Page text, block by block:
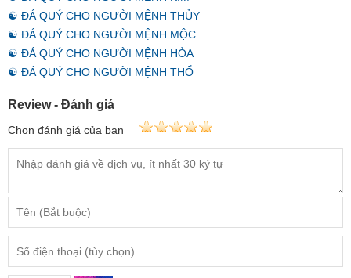
☯ ĐÁ QUÝ CHO NGƯỜI MỆNH THỦY
☯ ĐÁ QUÝ CHO NGƯỜI MỆNH MỘC
☯ ĐÁ QUÝ CHO NGƯỜI MỆNH HỎA
☯ ĐÁ QUÝ CHO NGƯỜI MỆNH THỔ
Review - Đánh giá
Chọn đánh giá của bạn